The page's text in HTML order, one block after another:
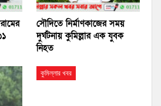
সৌদিতে নির্মাণকাজের সময়
দুর্ঘটনায় কুমিল্লার এক যুবক
নিহত
কুমিল্লার খবর